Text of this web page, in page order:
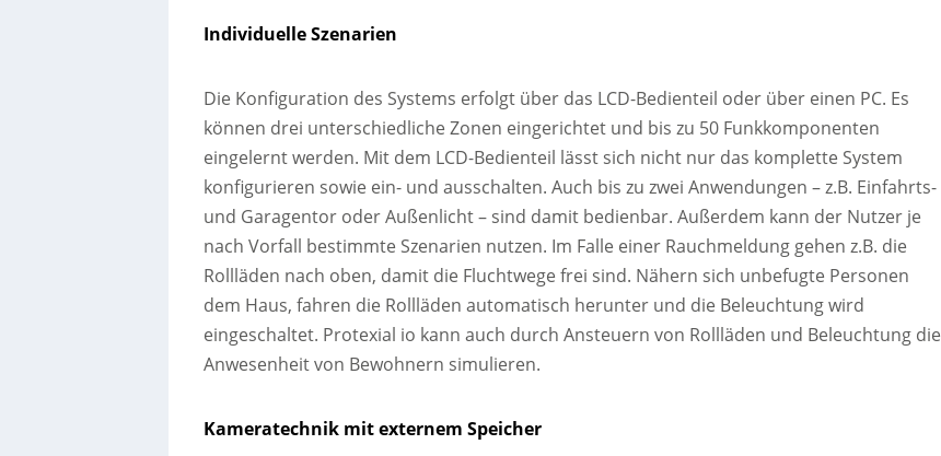
Individuelle Szenarien
Die Konfiguration des Systems erfolgt über das LCD-Bedienteil oder über einen PC. Es
können drei unterschiedliche Zonen eingerichtet und bis zu 50 Funkkomponenten
eingelernt werden. Mit dem LCD-Bedienteil lässt sich nicht nur das komplette System
konfigurieren sowie ein- und ausschalten. Auch bis zu zwei Anwendungen – z.B. Einfahrts-
und Garagentor oder Außenlicht – sind damit bedienbar. Außerdem kann der Nutzer je
nach Vorfall bestimmte Szenarien nutzen. Im Falle einer Rauchmeldung gehen z.B. die
Rollläden nach oben, damit die Fluchtwege frei sind. Nähern sich unbefugte Personen
dem Haus, fahren die Rollläden automatisch herunter und die Beleuchtung wird
eingeschaltet. Protexial io kann auch durch Ansteuern von Rollläden und Beleuchtung die
Anwesenheit von Bewohnern simulieren.
Kameratechnik mit externem Speicher